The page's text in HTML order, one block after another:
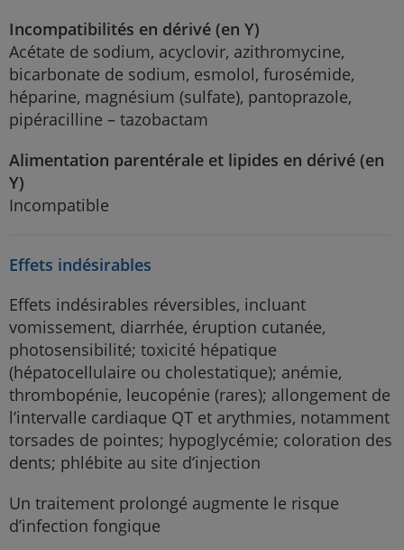
Incompatibilités en dérivé (en Y)
Acétate de sodium, acyclovir, azithromycine,
bicarbonate de sodium, esmolol, furosémide,
héparine, magnésium (sulfate), pantoprazole,
pipéracilline – tazobactam
Alimentation parentérale et lipides en dérivé (en
Y)
Incompatible
Effets indésirables
Effets indésirables réversibles, incluant
vomissement, diarrhée, éruption cutanée,
photosensibilité; toxicité hépatique
(hépatocellulaire ou cholestatique); anémie,
thrombopénie, leucopénie (rares); allongement de
l’intervalle cardiaque QT et arythmies, notamment
torsades de pointes; hypoglycémie; coloration des
dents; phlébite au site d’injection
Un traitement prolongé augmente le risque
d’infection fongique